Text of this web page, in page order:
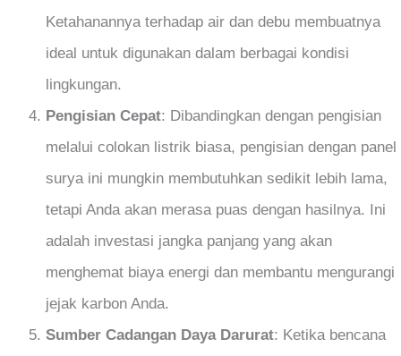
Ketahanannya terhadap air dan debu membuatnya
ideal untuk digunakan dalam berbagai kondisi
lingkungan.
Pengisian Cepat: Dibandingkan dengan pengisian
melalui colokan listrik biasa, pengisian dengan panel
surya ini mungkin membutuhkan sedikit lebih lama,
tetapi Anda akan merasa puas dengan hasilnya. Ini
adalah investasi jangka panjang yang akan
menghemat biaya energi dan membantu mengurangi
jejak karbon Anda.
Sumber Cadangan Daya Darurat: Ketika bencana